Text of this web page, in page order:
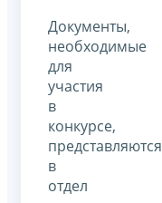
Документы,
необходимые
для
участия
в
конкурсе,
представляются
в
отдел